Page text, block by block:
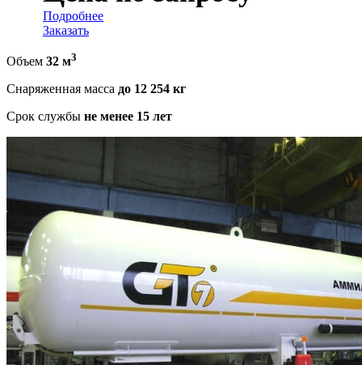
Подробнее
Заказать
Объем 32 м3
Снаряженная масса до 12 254 кг
Срок службы не менее 15 лет